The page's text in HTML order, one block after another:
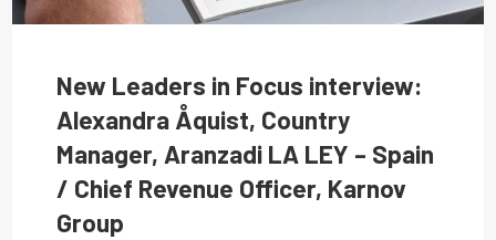
New Leaders in Focus interview:
Alexandra Åquist, Country
Manager, Aranzadi LA LEY – Spain
/ Chief Revenue Officer, Karnov
Group